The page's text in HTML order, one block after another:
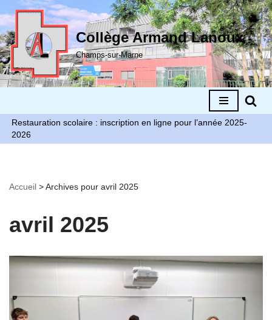
Aller
au
contenu
Collège Armand Lanoux
Champs-sur-Marne
Restauration scolaire : inscription en ligne pour l’année 2025-
2026
Accueil >Archives pour avril 2025
avril 2025